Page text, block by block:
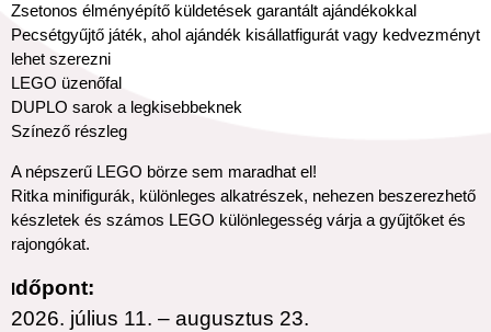
Zsetonos élményépítő küldetések garantált ajándékokkal
Pecsétgyűjtő játék, ahol ajándék kisállatfigurát vagy kedvezményt
lehet szerezni
LEGO üzenőfal
DUPLO sarok a legkisebbeknek
Színező részleg
A népszerű LEGO börze sem maradhat el!
Ritka minifigurák, különleges alkatrészek, nehezen beszerezhető
készletek és számos LEGO különlegesség várja a gyűjtőket és
rajongókat.
Időpont:
2026. július 11. – augusztus 23.